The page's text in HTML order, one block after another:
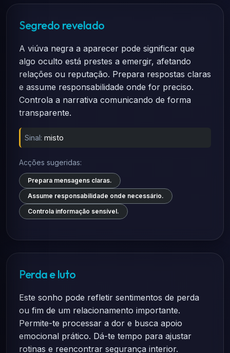
Segredo revelado
A viúva negra a aparecer pode significar que
algo oculto está prestes a emergir, afetando
relações ou reputação. Prepara respostas claras
e assume responsabilidade onde for preciso.
Controla a narrativa comunicando de forma
transparente.
Sinal: misto
Acções sugeridas:
Prepara mensagens claras.
Assume responsabilidade onde necessário.
Controla informação sensível.
Perda e luto
Este sonho pode refletir sentimentos de perda
ou fim de um relacionamento importante.
Permite-te processar a dor e busca apoio
emocional prático. Dá-te tempo para ajustar
rotinas e reencontrar segurança interior.